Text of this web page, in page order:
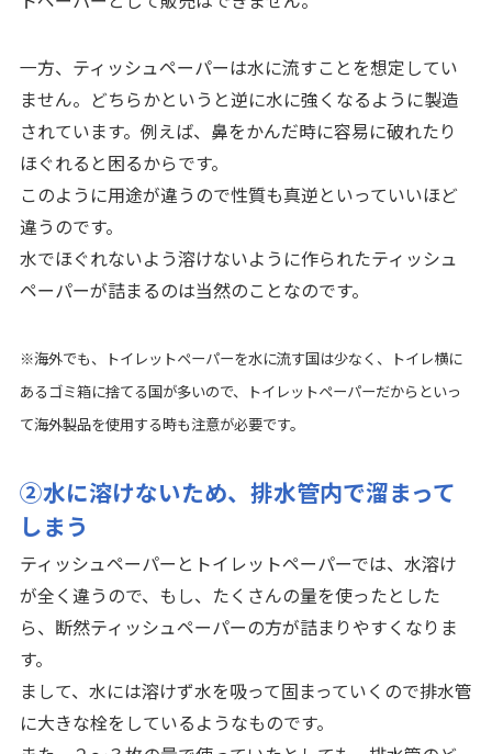
一方、ティッシュペーパーは水に流すことを想定してい
ません。どちらかというと逆に水に強くなるように製造
されています。例えば、鼻をかんだ時に容易に破れたり
ほぐれると困るからです。
このように用途が違うので性質も真逆といっていいほど
違うのです。
水でほぐれないよう溶けないように作られたティッシュ
ペーパーが詰まるのは当然のことなのです。
※海外でも、トイレットペーパーを水に流す国は少なく、トイレ横に
あるゴミ箱に捨てる国が多いので、トイレットペーパーだからといっ
て海外製品を使用する時も注意が必要です。
②水に溶けないため、排水管内で溜まって
しまう
ティッシュペーパーとトイレットペーパーでは、水溶け
が全く違うので、もし、たくさんの量を使ったとした
ら、断然ティッシュペーパーの方が詰まりやすくなりま
す。
まして、水には溶けず水を吸って固まっていくので排水管
に大きな栓をしているようなものです。